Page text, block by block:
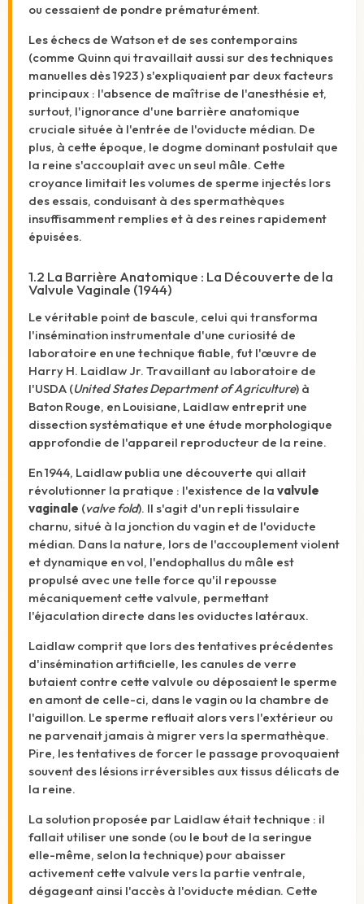
ou cessaient de pondre prématurément.
Les échecs de Watson et de ses contemporains
(comme Quinn qui travaillait aussi sur des techniques
manuelles dès 1923) s'expliquaient par deux facteurs
principaux : l'absence de maîtrise de l'anesthésie et,
surtout, l'ignorance d'une barrière anatomique
cruciale située à l'entrée de l'oviducte médian. De
plus, à cette époque, le dogme dominant postulait que
la reine s'accouplait avec un seul mâle. Cette
croyance limitait les volumes de sperme injectés lors
des essais, conduisant à des spermathèques
insuffisamment remplies et à des reines rapidement
épuisées.
1.2 La Barrière Anatomique : La Découverte de la
Valvule Vaginale (1944)
Le véritable point de bascule, celui qui transforma
l'insémination instrumentale d'une curiosité de
laboratoire en une technique fiable, fut l'œuvre de
Harry H. Laidlaw Jr. Travaillant au laboratoire de
l'USDA (United States Department of Agriculture) à
Baton Rouge, en Louisiane, Laidlaw entreprit une
dissection systématique et une étude morphologique
approfondie de l'appareil reproducteur de la reine.
En 1944, Laidlaw publia une découverte qui allait
révolutionner la pratique : l'existence de la valvule
vaginale (valve fold). Il s'agit d'un repli tissulaire
charnu, situé à la jonction du vagin et de l'oviducte
médian. Dans la nature, lors de l'accouplement violent
et dynamique en vol, l'endophallus du mâle est
propulsé avec une telle force qu'il repousse
mécaniquement cette valvule, permettant
l'éjaculation directe dans les oviductes latéraux.
Laidlaw comprit que lors des tentatives précédentes
d'insémination artificielle, les canules de verre
butaient contre cette valvule ou déposaient le sperme
en amont de celle-ci, dans le vagin ou la chambre de
l'aiguillon. Le sperme refluait alors vers l'extérieur ou
ne parvenait jamais à migrer vers la spermathèque.
Pire, les tentatives de forcer le passage provoquaient
souvent des lésions irréversibles aux tissus délicats de
la reine.
La solution proposée par Laidlaw était technique : il
fallait utiliser une sonde (ou le bout de la seringue
elle-même, selon la technique) pour abaisser
activement cette valvule vers la partie ventrale,
dégageant ainsi l'accès à l'oviducte médian. Cette